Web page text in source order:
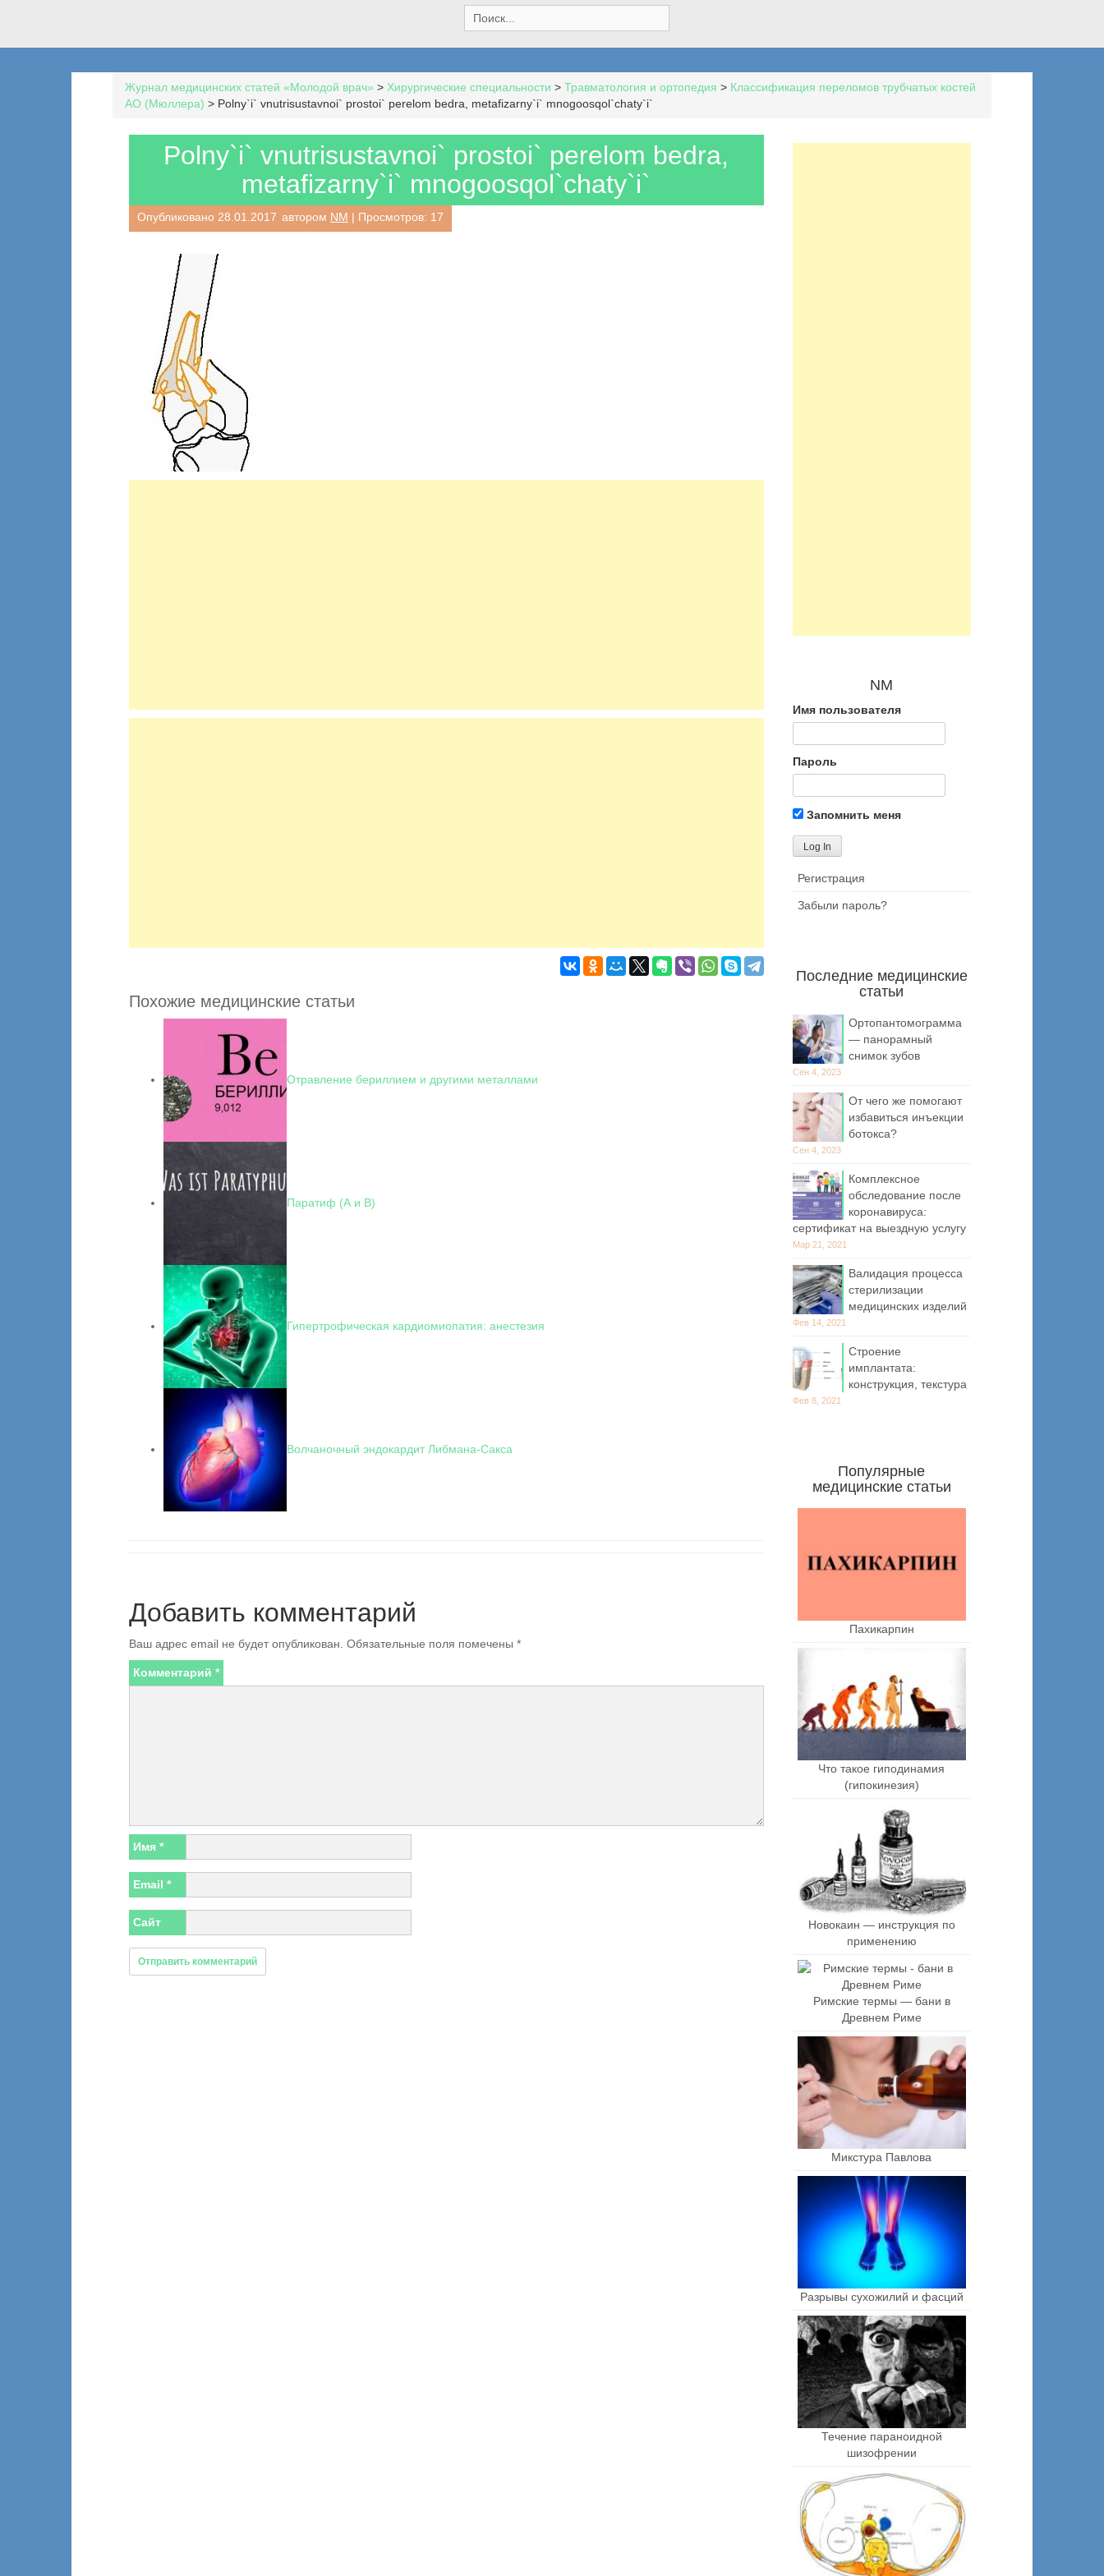
e
a
h
f
:
Журнал медицинских статей «Молодой врач» > Хирургические специальности > Травматология и ортопедия > Классификация переломов трубчатых костей
AO (Мюллера) > Polny`i` vnutrisustavnoi` prostoi` perelom bedra, metafizarny`i` mnogoosqol`chaty`i`
Polny`i` vnutrisustavnoi` prostoi` perelom bedra,
metafizarny`i` mnogoosqol`chaty`i`
Опубликовано 28.01.2017 автором NM | Просмотров: 17
Похожие медицинские статьи
Отравление бериллием и другими металлами
Паратиф (А и В)
Гипертрофическая кардиомиопатия: анестезия
Волчаночный эндокардит Либмана-Сакса
Добавить комментарий
Ваш адрес email не будет опубликован. Обязательные поля помечены *
Комментарий *
Имя *
Email *
Сайт
NM
Имя пользователя
Пароль
Запомнить меня
Регистрация
Забыли пароль?
Последние медицинские
статьи
Ортопантомограмма
— панорамный
снимок зубов
Сен 4, 2023
От чего же помогают
избавиться инъекции
ботокса?
Сен 4, 2023
Комплексное
обследование после
коронавируса:
сертификат на выездную услугу
Мар 21, 2021
Валидация процесса
стерилизации
медицинских изделий
Фев 14, 2021
Строение
имплантата:
конструкция, текстура
Фев 8, 2021
Популярные
медицинские статьи
Пахикарпин
Что такое гиподинамия
(гипокинезия)
Новокаин — инструкция по
применению
Римские термы — бани в
Древнем Риме
Микстура Павлова
Разрывы сухожилий и фасций
Течение параноидной
шизофрении